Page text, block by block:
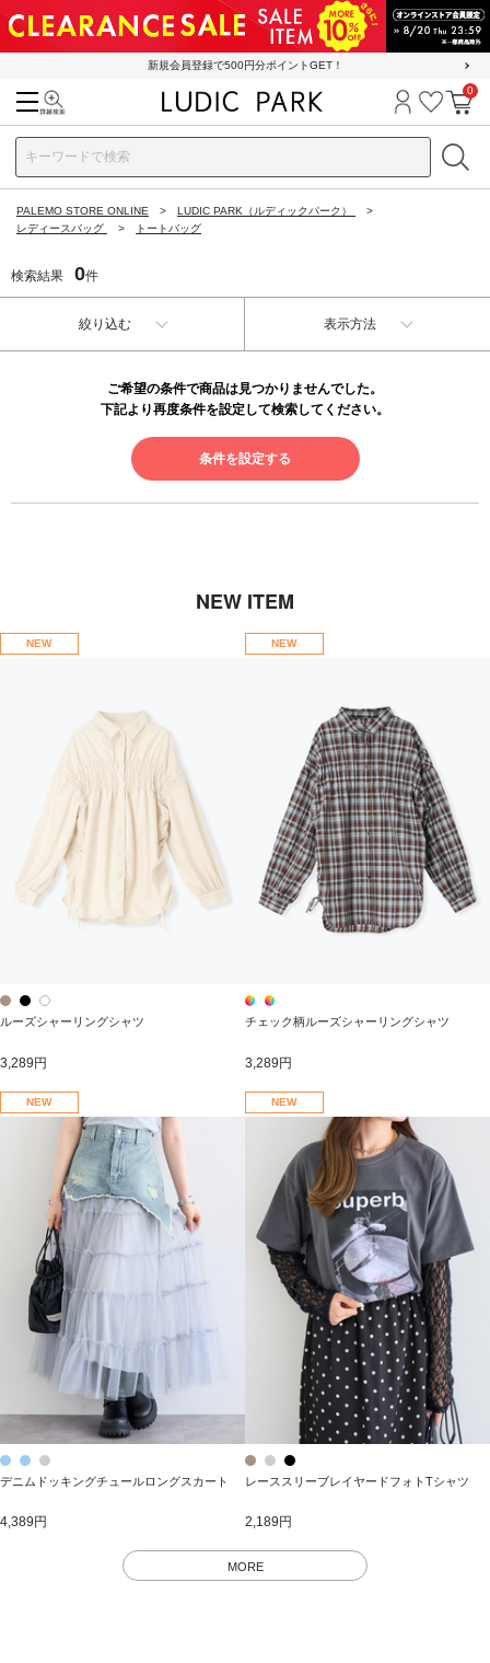
新規会員登録で500円分ポイントGET！
ログイン
お気に
カ
0
PALEMO STORE ONLINE
LUDIC PARK（ルディックパーク）
レディースバッグ
トートバッグ
検索結果 0件
絞り込む 表示方法
ご希望の条件で商品は見つかりませんでした。
下記より再度条件を設定して検索してください。
条件を設定する
NEW ITEM
NEW
ルーズシャーリングシャツ
3,289円
NEW
チェック柄ルーズシャーリングシャツ
3,289円
NEW
デニムドッキングチュールロングスカート
4,389円
NEW
レーススリーブレイヤードフォトTシャツ
2,189円
MORE